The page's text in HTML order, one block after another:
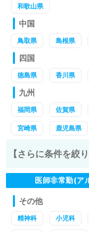
和歌山県
中国
鳥取県 島根県
四国
徳島県 香川県
九州
福岡県 佐賀県
宮崎県 鹿児島県
【さらに条件を絞り
医師非常勤(ア
その他
精神科 小児科